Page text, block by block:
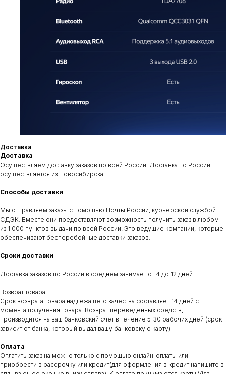
Доставка
Доставка
Осуществляем доставку заказов по всей России. Доставка по России
осуществляется из Новосибирска.
Способы доставки
Мы отправляем заказы с помощью Почты России, курьерской службой
СДЭК. Вместе они предоставляют возможность получить заказ в любом
из 1 000 пунктов выдачи по всей России. Это ведущие компании, которые
обеспечивают бесперебойные доставки заказов.
Сроки доставки
Доставка заказов по России в среднем занимает от 4 до 12 дней.
Возврат товара
Срок возврата товара надлежащего качества составляет 14 дней с
момента получения товара. Возврат переведённых средств,
производится на ваш банковский счёт в течение 5-30 рабочих дней (срок
зависит от банка, который выдал вашу банковскую карту)
Оплата
Оплатить заказ на можно только с помощью онлайн-оплаты или
приобрести в рассрочку или кредит(для оформления в кредит напишите в
Приезжайте к нам
1 этаж, помещение 110
пн-пт: c 11:00 до 19:00
Отправить заявку
Установка
Услуги Отзывы Контакты
АДРЕС
Сайт находится в разработке.
Предложения на сайте не являются публичной офертой
Договор оферты
Сухарная 35 корпус 13, 1 этаж,
КОНТАКТЫ
ВРЕМЯ РАБОТЫ
ДОКУМЕНТЫ